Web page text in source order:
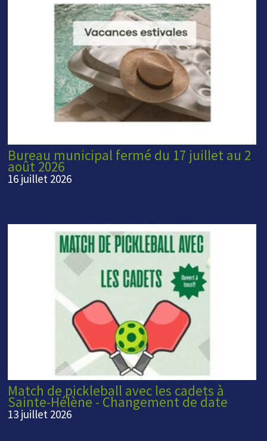
Bureau municipal fermé du 17 juillet au 2
août 2026
16 juillet 2026
Match de pickleball avec les cadets à
Sainte-Hélène - Changement de date
13 juillet 2026